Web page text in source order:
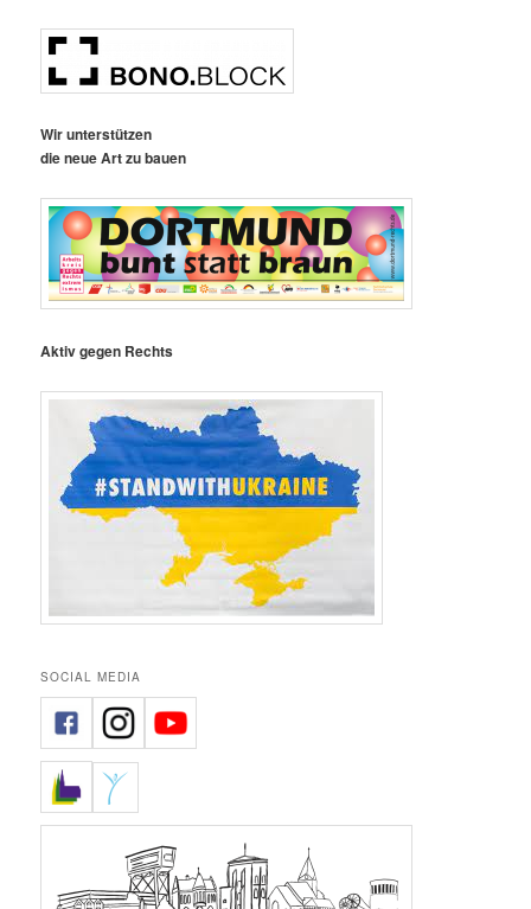
Wir unterstützen
die neue Art zu bauen
Aktiv gegen Rechts
SOCIAL MEDIA